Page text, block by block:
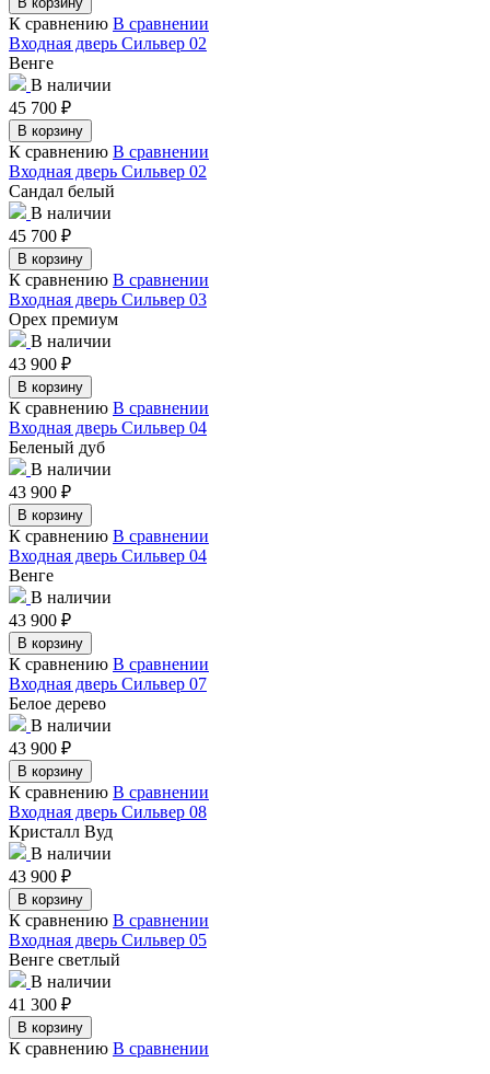
К сравнению В сравнении
Входная дверь Сильвер 02
Венге
В наличии
45 700 ₽
В корзину
К сравнению В сравнении
Входная дверь Сильвер 02
Сандал белый
В наличии
45 700 ₽
В корзину
К сравнению В сравнении
Входная дверь Сильвер 03
Орех премиум
В наличии
43 900 ₽
В корзину
К сравнению В сравнении
Входная дверь Сильвер 04
Беленый дуб
В наличии
43 900 ₽
В корзину
К сравнению В сравнении
Входная дверь Сильвер 04
Венге
В наличии
43 900 ₽
В корзину
К сравнению В сравнении
Входная дверь Сильвер 07
Белое дерево
В наличии
43 900 ₽
В корзину
К сравнению В сравнении
Входная дверь Сильвер 08
Кристалл Вуд
В наличии
43 900 ₽
В корзину
К сравнению В сравнении
Входная дверь Сильвер 05
Венге светлый
В наличии
41 300 ₽
В корзину
К сравнению В сравнении